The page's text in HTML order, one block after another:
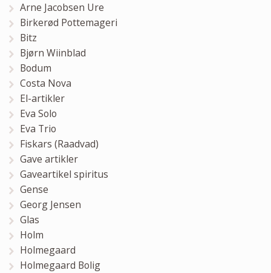
Arne Jacobsen Ure
Birkerød Pottemageri
Bitz
Bjørn Wiinblad
Bodum
Costa Nova
El-artikler
Eva Solo
Eva Trio
Fiskars (Raadvad)
Gave artikler
Gaveartikel spiritus
Gense
Georg Jensen
Glas
Holm
Holmegaard
Holmegaard Bolig